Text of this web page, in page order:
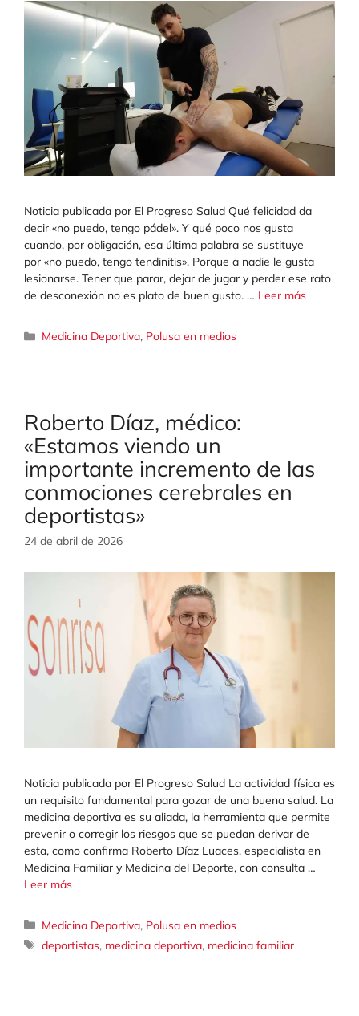
Noticia publicada por El Progreso Salud Qué felicidad da
decir «no puedo, tengo pádel». Y qué poco nos gusta
cuando, por obligación, esa última palabra se sustituye
por «no puedo, tengo tendinitis». Porque a nadie le gusta
lesionarse. Tener que parar, dejar de jugar y perder ese rato
de desconexión no es plato de buen gusto. … Leer más
Categorías
Medicina Deportiva, Polusa en medios
Roberto Díaz, médico:
«Estamos viendo un
importante incremento de las
conmociones cerebrales en
deportistas»
24 de abril de 2026
Noticia publicada por El Progreso Salud La actividad física es
un requisito fundamental para gozar de una buena salud. La
medicina deportiva es su aliada, la herramienta que permite
prevenir o corregir los riesgos que se puedan derivar de
esta, como confirma Roberto Díaz Luaces, especialista en
Medicina Familiar y Medicina del Deporte, con consulta …
Leer más
Categorías
Medicina Deportiva, Polusa en medios
Etiquetas
deportistas, medicina deportiva, medicina familiar